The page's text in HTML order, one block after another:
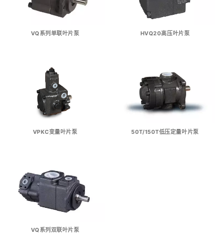
VQ系列单联叶片泵 HVQ20高压叶片泵
VPKC变量叶片泵 50T/150T低压定量叶片泵
VQ系列双联叶片泵